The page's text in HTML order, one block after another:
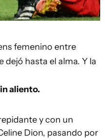
femenino entre
dejó hasta el alma. Y la
aliento.
y con un
Dion, pasando por